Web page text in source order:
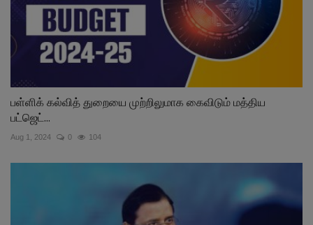
பள்ளிக் கல்வித் துறையை முற்றிலுமாக கைவிடும் மத்திய
பட்ஜெட்...
Aug 1, 2024 0 104